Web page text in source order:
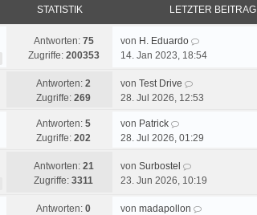
STATISTIK LETZTER BEITRAG
Antworten: 75
Zugriffe: 200353
von H. Eduardo
14. Jan 2023, 18:54
Antworten: 2
Zugriffe: 269
von Test Drive
28. Jul 2026, 12:53
Antworten: 5
Zugriffe: 202
von Patrick
28. Jul 2026, 01:29
Antworten: 21
Zugriffe: 3311
von Surbostel
23. Jun 2026, 10:19
Antworten: 0
von madapollon